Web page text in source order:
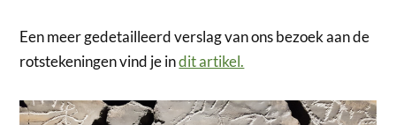
Een meer gedetailleerd verslag van ons bezoek aan de
rotstekeningen vind je indit artikel.